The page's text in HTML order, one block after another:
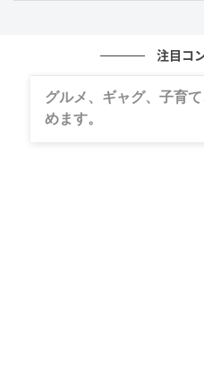
注目コ
グルメ、ギャグ、子育
めます。